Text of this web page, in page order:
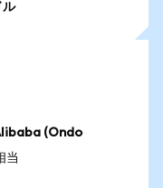
ル
(Ondo
当